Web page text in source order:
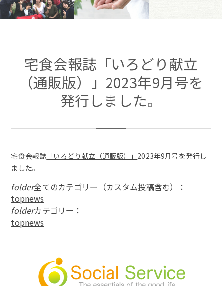
宅食会報誌「いろどり献立
（通販版）」2023年9月号を
発行しました。
宅食会報誌 「いろどり献立（通販版）」 2023年9月号を発行し
ました。
folder全てのカテゴリー（カスタム投稿含む）：
topnews
folderカテゴリー：
topnews